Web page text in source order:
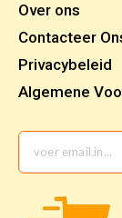
Over ons
Contacteer
Privacybeleid
Algemene